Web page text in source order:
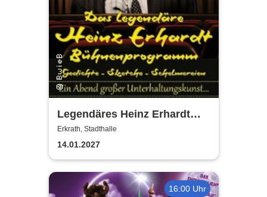
Legendäres Heinz Erhardt
Bühnenprogramm - Gedichte
- Sketche - Schelmereien
Erkrath, Stadthalle
14.01.2027
16:00 Uhr